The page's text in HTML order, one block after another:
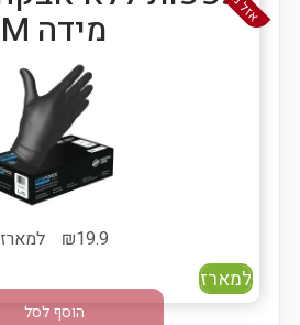
מידה M
19.9
₪ למארז
למארז
הוסף לסל